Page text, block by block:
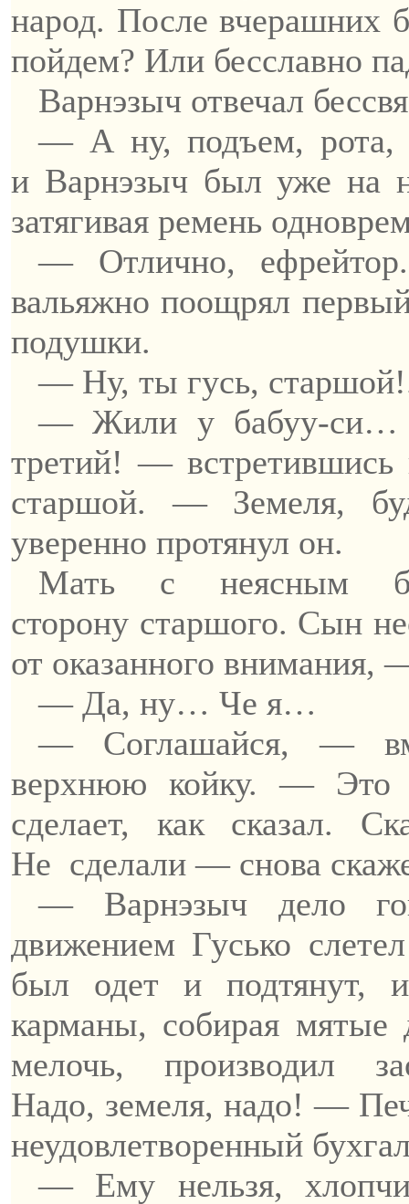
народ. После вчерашних
пойдем? Или бесславно
Варнэзыч отвечал
— А ну, подъем, рота,
и Варнэзычбыл уже на
затягивая ремень
— Отлично,
вальяжно поощрял
подушки.
— Ну, ты гусь, старшой
— Жили у бабуу-си…
третий! — встретившись
старшой. — Земеля,
уверенно протянул он.
Мать с неясным
сторону старшого. Сын
от оказанного внимания,
— Да, ну…Че я…
— Соглашайся, —
верхнюю койку. —
сделает, как сказал.
Не сделали — снова
— Варнэзычдело
движением Гусько
был одет и подтянут, и
карманы, собирая
мелочь, производил
Надо, земеля, надо! —
неудовлетворенный
— Ему нельзя,